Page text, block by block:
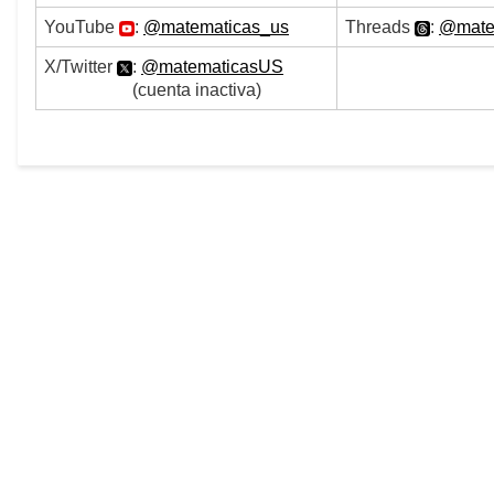
YouTube : @matematicas_us Threads : @
X/Twitter : @matematicasUS
(cuenta inactiva)